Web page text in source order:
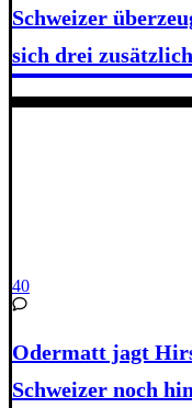
Schweizer
sich drei
40
Odermatt jagt
Schweizer noch